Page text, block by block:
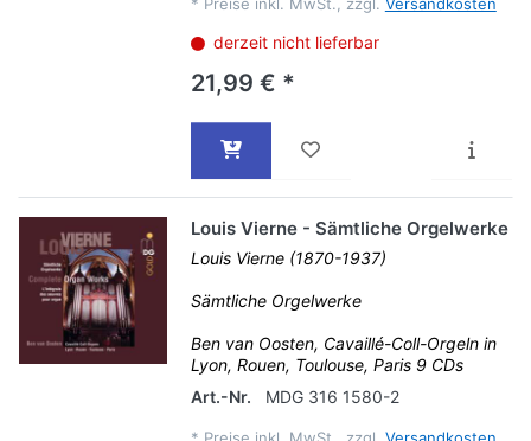
derzeit nicht lieferbar
21,99 € *
Louis Vierne - Sämtliche Orgelwerke
Louis Vierne (1870-1937)
Sämtliche Orgelwerke
Ben van Oosten, Cavaillé-Coll-Orgeln in
Lyon, Rouen, Toulouse, Paris 9 CDs
Art.-Nr.
MDG 316 1580-2